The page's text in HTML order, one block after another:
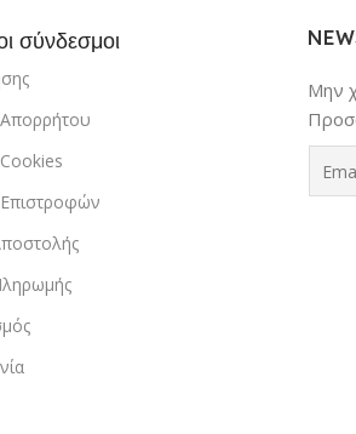
σύνδεσμοι
Απορρήτου
Επιστροφών
Μην